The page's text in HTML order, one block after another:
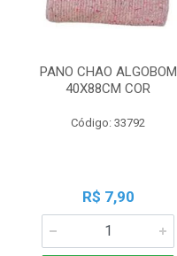
PANO CHAO ALGOBOM
40X88CM COR
Código: 33792
R$ 7,90